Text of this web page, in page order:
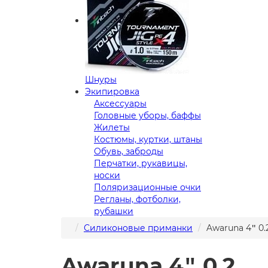
Шнуры
Экипировка
Аксессуары
Головные уборы, баффы
Жилеты
Костюмы, куртки, штаны
Обувь, заброды
Перчатки, рукавицы,
носки
Поляризационные очки
Регланы, фотболки,
рубашки
Силиконовые приманки
Awaruna 4ʺ